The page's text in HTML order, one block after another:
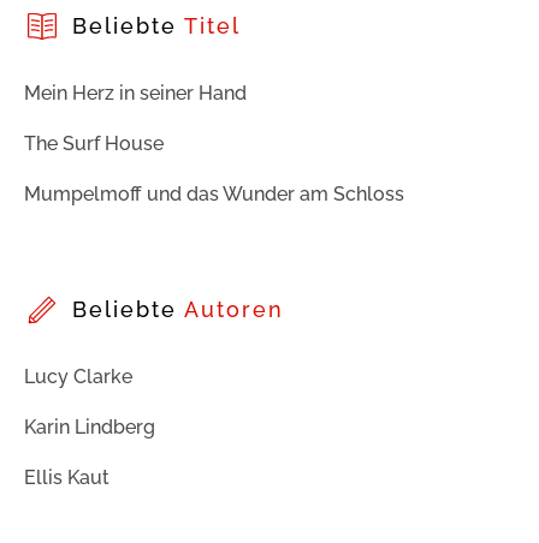
Beliebte Titel
Mein Herz in seiner Hand
The Surf House
Mumpelmoff und das Wunder am Schloss
Beliebte Autoren
Lucy Clarke
Karin Lindberg
Ellis Kaut